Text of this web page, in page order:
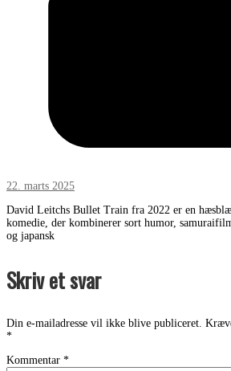
22. marts 2025
David Leitchs Bullet Train fra 2022 er en
komedie, der kombinerer sort humor,
og japansk
Skriv et svar
Din e-mailadresse vil ikke blive publiceret.
*
Kommentar *